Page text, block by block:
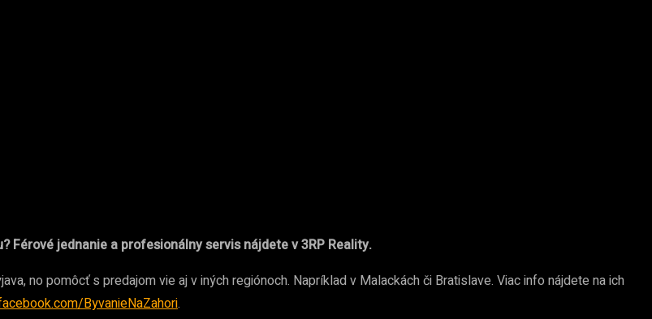
jednanie a profesionálny servis nájdete v 3RP Reality.
no pomôcť s predajom vie aj v iných regiónoch. Napríklad v Malackách či Bratislave. Viac info nájdete na ich
ByvanieNaZahori.